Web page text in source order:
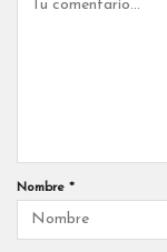
Nombre *